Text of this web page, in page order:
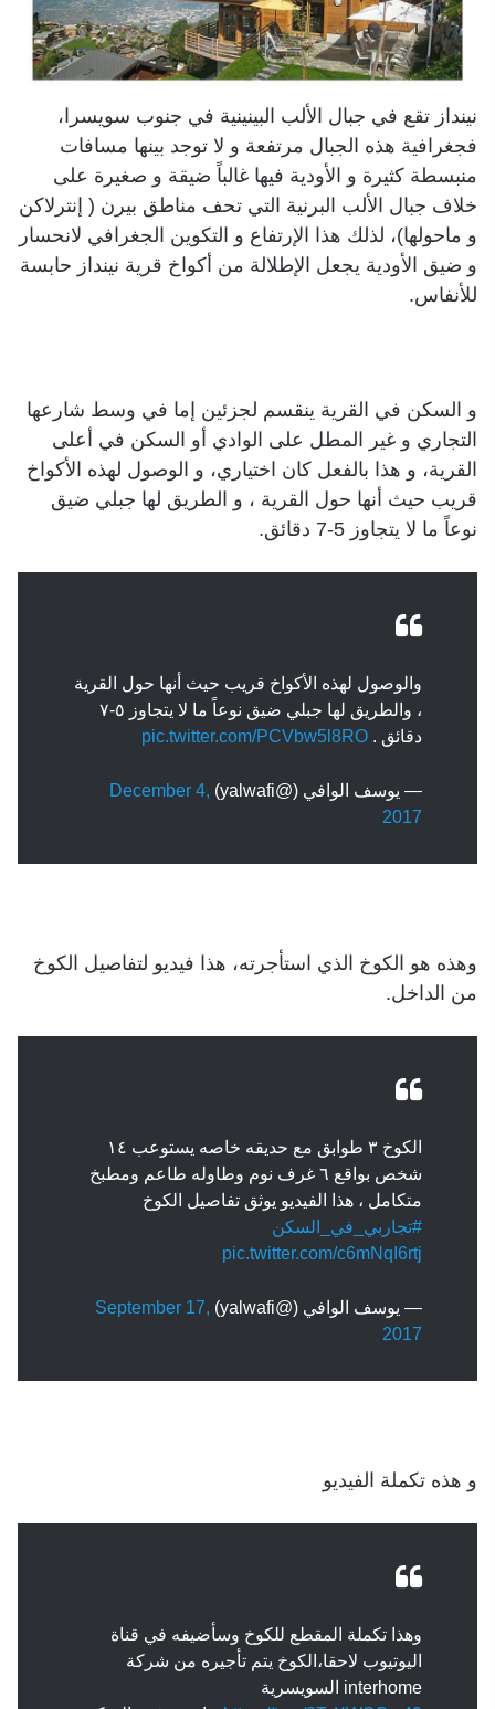
نينداز تقع في جبال الألب البينينية في جنوب سويسرا،
فجغرافية هذه الجبال مرتفعة و لا توجد بينها مسافات
منبسطة كثيرة و الأودية فيها غالباً ضيقة و صغيرة على
خلاف جبال الألب البرنية التي تحف مناطق بيرن ( إنترلاكن
و ماحولها)، لذلك هذا الإرتفاع و التكوين الجغرافي لانحسار
و ضيق الأودية يجعل الإطلالة من أكواخ قرية نينداز حابسة
للأنفاس.
و السكن في القرية ينقسم لجزئين إما في وسط شارعها
التجاري و غير المطل على الوادي أو السكن في أعلى
القرية، و هذا بالفعل كان اختياري، و الوصول لهذه الأكواخ
قريب حيث أنها حول القرية ، و الطريق لها جبلي ضيق
نوعاً ما لا يتجاوز 5-7 دقائق.
والوصول لهذه الأكواخ قريب حيث أنها حول القرية
، والطريق لها جبلي ضيق نوعاً ما لا يتجاوز ٥-٧
دقائق . pic.twitter.com/PCVbw5l8RO
— يوسف الوافي (@yalwafi)
December 4,
2017
وهذه هو الكوخ الذي استأجرته، هذا فيديو لتفاصيل الكوخ
من الداخل.
الكوخ ٣ طوابق مع حديقه خاصه يستوعب ١٤
شخص بواقع ٦ غرف نوم وطاوله طاعم ومطبخ
متكامل ، هذا الفيديو يوثق تفاصيل الكوخ
#تجاربي_في_السكن
pic.twitter.com/c6mNqI6rtj
— يوسف الوافي (@yalwafi)
September 17,
2017
و هذه تكملة الفيديو
وهذا تكملة المقطع للكوخ وسأضيفه في قناة
اليوتيوب لاحقا،الكوخ يتم تأجيره من شركة
interhome السويسرية